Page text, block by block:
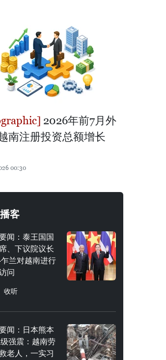
2026年前7月外
南注册投资总额增长
00:30
播客
闻：泰王国国
、下议院议长
乍兰对越南进行
问
收听
闻：日本熊本
强震：越南劳
老人，一实习